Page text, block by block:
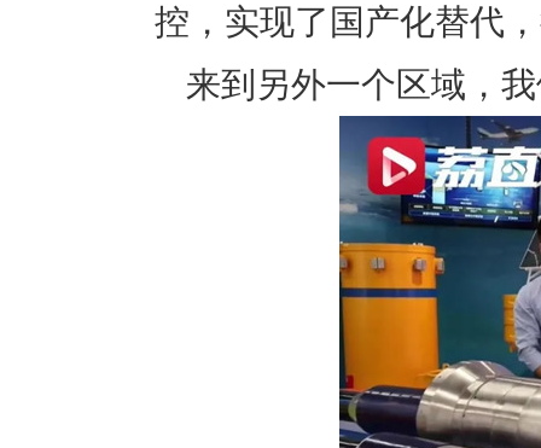
控，实现了国产化替代
来到另外一个区域，